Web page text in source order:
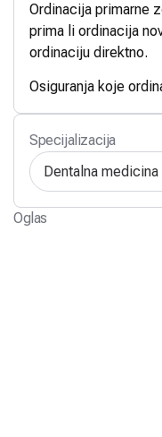
Ordinacija primarne
prima li ordinacija
ordinaciju direktno.
Osiguranja koje
Specijalizacija
Dentalna
Oglas